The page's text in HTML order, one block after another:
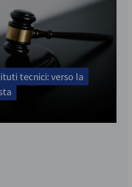
assemblea provinciale